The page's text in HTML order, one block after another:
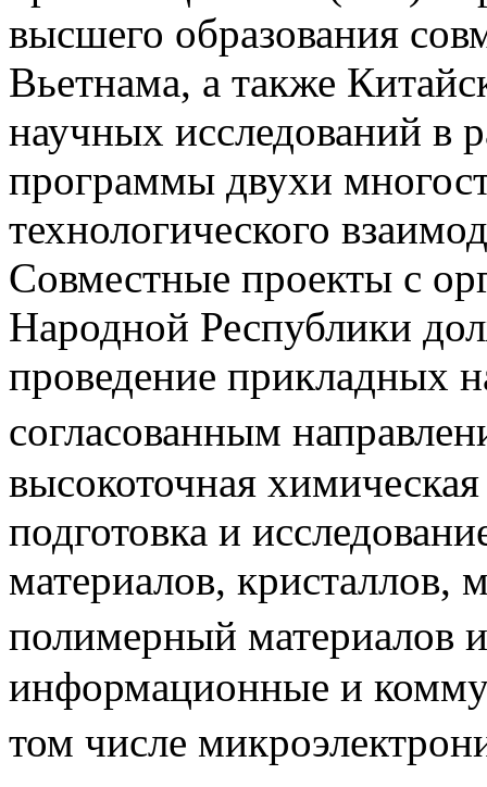
высшего образования
Вьетнама, а также
научных исследований в
программы двухи
технологического
Совместные проекты с
Народной Республики
проведение прикладных
согласованным
высокоточная
подготовка и
материалов, кристаллов,
полимерный материалов
информационные и
том числе